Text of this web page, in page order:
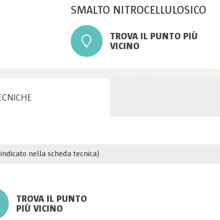
SMALTO NITROCELLULOSICO
TROVA IL PUNTO PIÙ
VICINO
nella scheda tecnica)
TROVA IL PUNTO
PIÙ VICINO